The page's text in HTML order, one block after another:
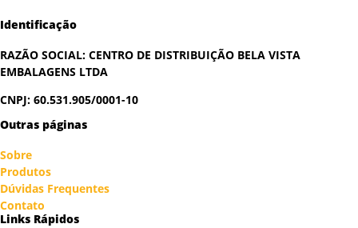
Identificação
RAZÃO SOCIAL: CENTRO DE DISTRIBUIÇÃO BELA VISTA
EMBALAGENS LTDA
CNPJ: 60.531.905/0001-10
Outras páginas
Sobre
Produtos
Dúvidas Frequentes
Contato
Links Rápidos